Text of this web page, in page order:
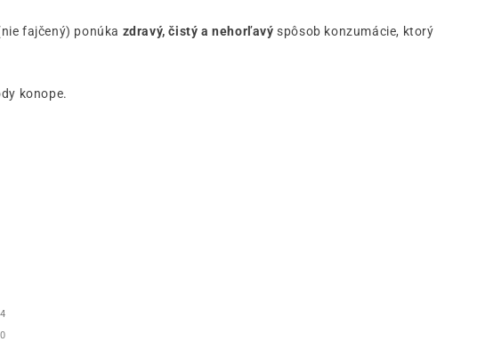
fajčený) ponúka zdravý, čistý a nehorľavý spôsob konzumácie, ktorý
konope.
4
0